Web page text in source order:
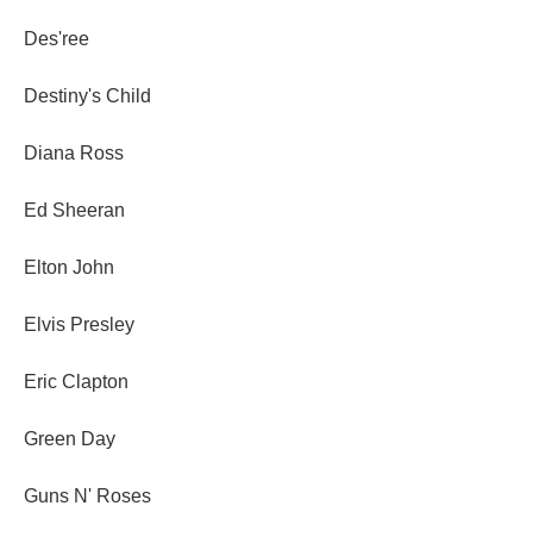
Des'ree
Destiny's Child
Diana Ross
Ed Sheeran
Elton John
Elvis Presley
Eric Clapton
Green Day
Guns N' Roses